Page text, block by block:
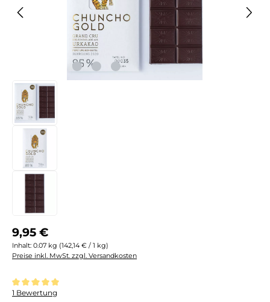
Regulärer Preis:
9,95 €
Inhalt: 0.07 kg (142,14 € / 1 kg)
Preise inkl. MwSt. zzgl. Versandkosten
Durchschnittliche Bewertung von 5 von 5 Sternen
1 Bewertung